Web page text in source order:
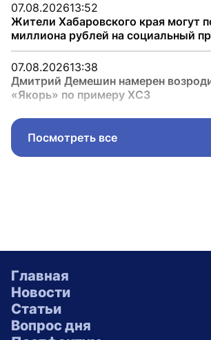
07.08.202613:52
Жители Хабаровского края могут
миллиона рублей на социальный
07.08.202613:38
Дмитрий Демешин намерен
«Якорь» по примеру ХСЗ
Посмотреть все
Главная
Новости
Статьи
Вопрос дня